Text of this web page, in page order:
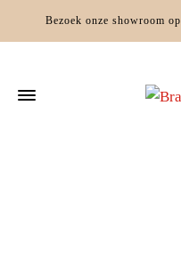
Bezoek onze showroom op